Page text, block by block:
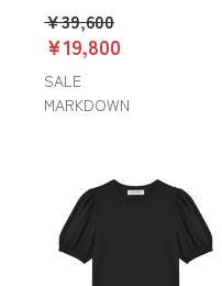
￥39,600
￥19,800
SALE
MARKDOWN